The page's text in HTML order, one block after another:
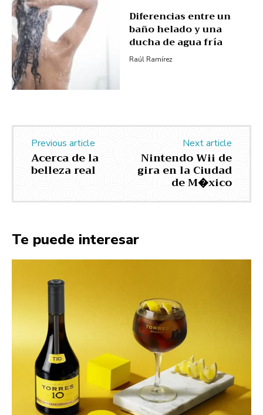
Diferencias entre un
baño helado y una
ducha de agua fría
Raúl Ramírez
Previous article
Acerca de la
belleza real
Next article
Nintendo Wii de
gira en la Ciudad
de M�xico
Te puede interesar